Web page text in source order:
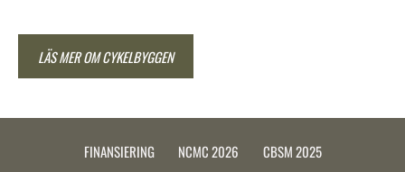
LÄS MER OM CYKELBYGGEN
FINANSIERING NCMC 2026 CBSM 2025